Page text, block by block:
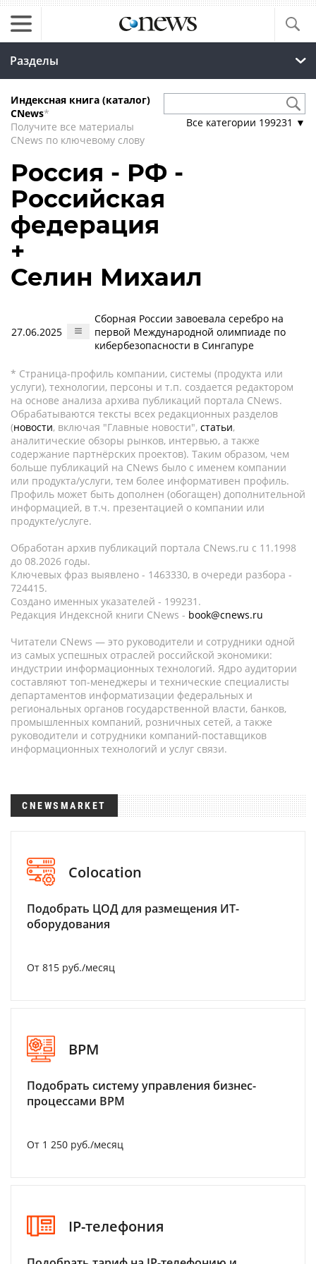
Разделы
Индексная книга (каталог)
CNews*
Получите все материалы
CNews по ключевому слову
Все категории 199231 ▼
Россия - РФ -
Российская
федерация
+
Селин Михаил
27.06.2025
Сборная России завоевала серебро на
первой Международной олимпиаде по
кибербезопасности в Сингапуре
* Страница-профиль компании, системы (продукта или
услуги), технологии, персоны и т.п. создается редактором
на основе анализа архива публикаций портала CNews.
Обрабатываются тексты всех редакционных разделов
(новости, включая "Главные новости", статьи,
аналитические обзоры рынков, интервью, а также
содержание партнёрских проектов). Таким образом, чем
больше публикаций на CNews было с именем компании
или продукта/услуги, тем более информативен профиль.
Профиль может быть дополнен (обогащен) дополнительной
информацией, в т.ч. презентацией о компании или
продукте/услуге.
Обработан архив публикаций портала CNews.ru c 11.1998
до 08.2026 годы.
Ключевых фраз выявлено - 1463330, в очереди разбора -
724415.
Создано именных указателей - 199231.
Редакция Индексной книги CNews - book@cnews.ru
Читатели CNews — это руководители и сотрудники одной
из самых успешных отраслей российской экономики:
индустрии информационных технологий. Ядро аудитории
составляют топ-менеджеры и технические специалисты
департаментов информатизации федеральных и
региональных органов государственной власти, банков,
промышленных компаний, розничных сетей, а также
руководители и сотрудники компаний-поставщиков
информационных технологий и услуг связи.
CNEWSMARKET
Colocation
Подобрать ЦОД для размещения ИТ-
оборудования
От 815 руб./месяц
BPM
Подобрать систему управления бизнес-
процессами BPM
От 1 250 руб./месяц
IP-телефония